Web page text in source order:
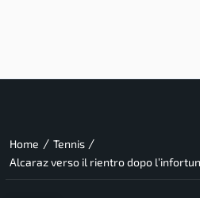
Home / Tennis /
Alcaraz verso il rientro dopo